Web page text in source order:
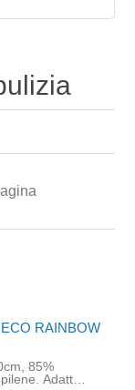
RAINBOW
85%
Adatto